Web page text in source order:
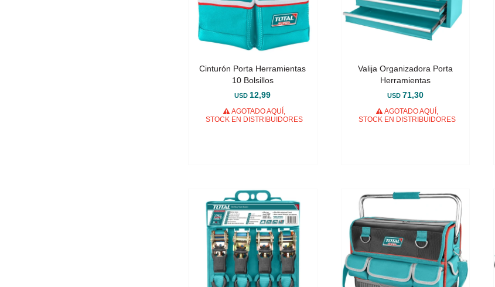
Cinturón Porta Herramientas
10 Bolsillos
USD 12,99
AGOTADO AQUÍ,
STOCK EN DISTRIBUIDORES
Valija Organizadora Porta
Herramientas
USD 71,30
AGOTADO AQUÍ,
STOCK EN DISTRIBUIDORES